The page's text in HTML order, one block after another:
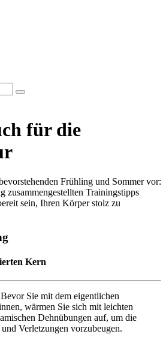
für die
Frühling und Sommer vor:
zusammengestellten Trainingstipps
sein, Ihren Körper stolz zu
Kern
Sie mit dem eigentlichen
wärmen Sie sich mit leichten
Dehnübungen auf, um die
Verletzungen vorzubeugen.